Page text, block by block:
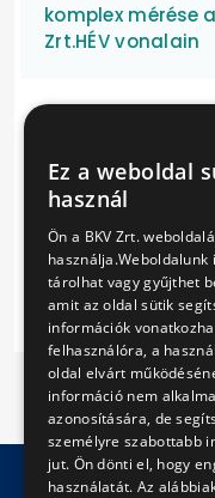
komplex mérése a
Zrt.HÉV vonalain
Előző 1
7 8 9
Ez a weboldal
használ
Ön a BKV Zrt.
tárolhat vagy gyűjthet
amit az oldal sütik
információk
felhasználóra, a
oldal elvárt
információ nem
azonosítására, de
személyre szabottabb
jut. Ön dönti el, hogy
használatát. Az